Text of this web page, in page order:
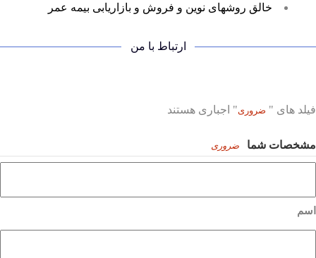
خالق روشهای نوین و فروش و بازاریابی بیمه عمر
ارتباط با من
فیلد های " ضروری" اجباری هستند
مشخصات شما ضروری
اسم